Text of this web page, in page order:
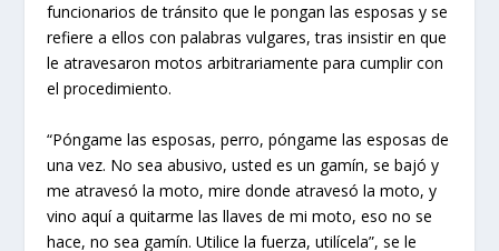
funcionarios de tránsito que le pongan las esposas y se
refiere a ellos con palabras vulgares, tras insistir en que
le atravesaron motos arbitrariamente para cumplir con
el procedimiento.
“Póngame las esposas, perro, póngame las esposas de
una vez. No sea abusivo, usted es un gamín, se bajó y
me atravesó la moto, mire donde atravesó la moto, y
vino aquí a quitarme las llaves de mi moto, eso no se
hace, no sea gamín. Utilice la fuerza, utilícela”, se le